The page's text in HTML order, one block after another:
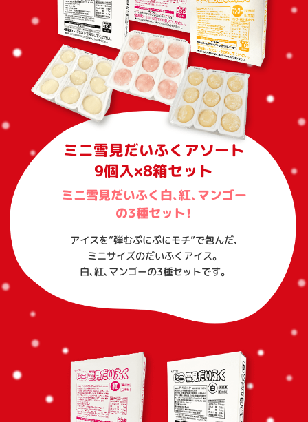
ミニ雪見だいふくアソート
9個入×8箱セット
ミニ雪見だいふく白、紅、マンゴー
の3種セット！
アイスを“弾むぷにぷにモチ”で包んだ、
ミニサイズのだいふくアイス。
白、紅、マンゴーの3種セットです。